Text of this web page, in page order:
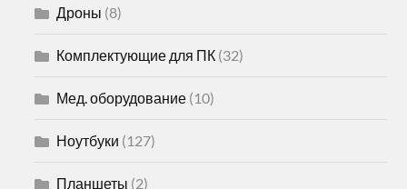
Дроны (8)
Комплектующие для ПК (32)
Мед. оборудование (10)
Ноутбуки (127)
Планшеты (2)